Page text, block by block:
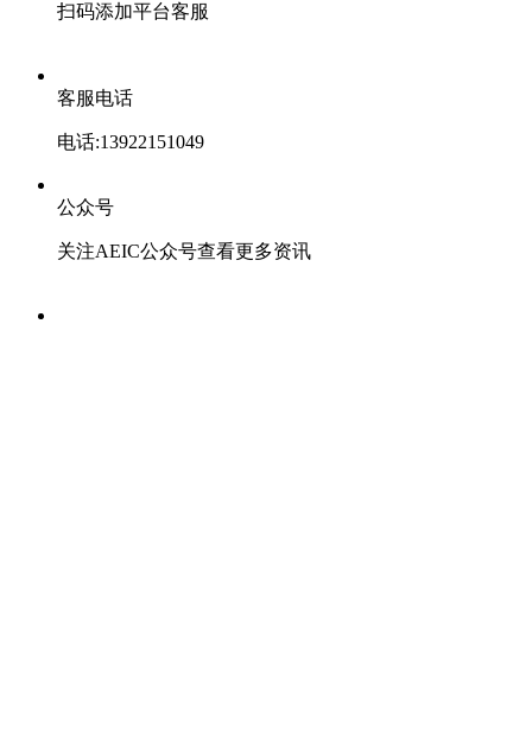
扫码添加平台客服
客服电话
电话:13922151049
公众号
关注AEIC公众号查看更多资讯